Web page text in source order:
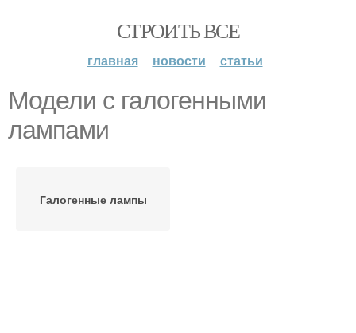
СТРОИТЬ ВСЕ
главная новости статьи
Модели с галогенными
лампами
Галогенные лампы